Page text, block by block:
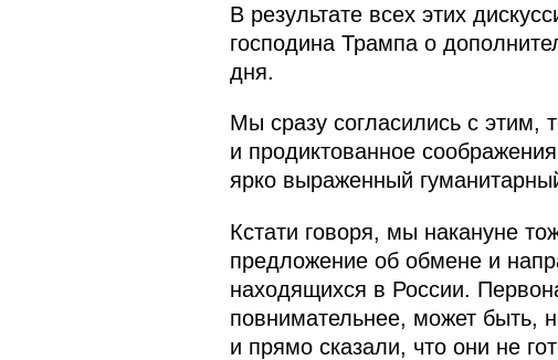
В результате всех этих
господина Трампа о
дня.
Мы сразу согласились с этим,
и продиктованное
ярко выраженный
Кстати говоря, мы накануне
предложение об обмене и
находящихся в России.
повнимательнее, может быть,
и прямо сказали, что они не